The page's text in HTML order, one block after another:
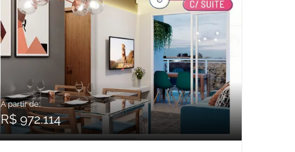
A partir de:
R$ 972.114